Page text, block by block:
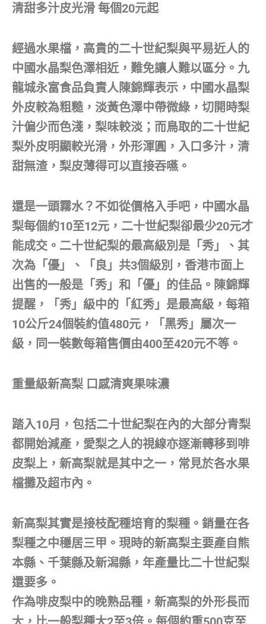
清甜多汁皮光滑 每個20元起
經過水果檔，高貴的二十世紀梨與平易近人的
中國水晶梨色澤相近，難免讓人難以區分。九
龍城永富食品負責人陳錦輝表示，中國水晶梨
外皮較為粗糙，淡黃色澤中帶微綠，切開時梨
汁偏少而色淺，梨味較淡；而鳥取的二十世紀
梨外皮明顯較光滑，外形渾圓，入口多汁，清
甜無渣，梨皮薄得可以直接吞嚥。
還是一頭霧水？不如從價格入手吧，中國水晶
梨每個約10至12元，二十世紀梨卻最少20元才
能成交。二十世紀梨的最高級別是「秀」、其
次為「優」、「良」共3個級別，香港市面上
出售的一般是「秀」和「優」的佳品。陳錦輝
提醒，「秀」級中的「紅秀」是最高級，每箱
10公斤24個裝約值480元，「黑秀」屬次一
級，同一裝數每箱售價由400至420元不等。
重量級新高梨 口感清爽果味濃
踏入10月，包括二十世紀梨在內的大部分青梨
都開始減產，愛梨之人的視線亦逐漸轉移到啡
皮梨上，新高梨就是其中之一，常見於各水果
檔攤及超市內。
新高梨其實是接枝配種培育的梨種。銷量在各
梨種之中穩居三甲。現時的新高梨主要產自熊
本縣、千葉縣及新潟縣，年產量比二十世紀梨
還要多。
作為啡皮梨中的晚熟品種，新高梨的外形長而